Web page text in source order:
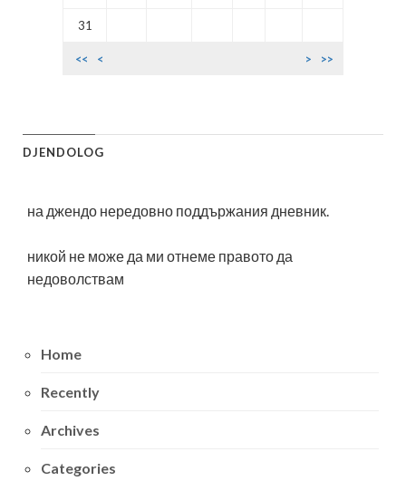
31
<< < > >>
DJENDOLOG
на джендо нередовно поддържания дневник.
никой не може да ми отнеме правото да
недоволствам
Home
Recently
Archives
Categories